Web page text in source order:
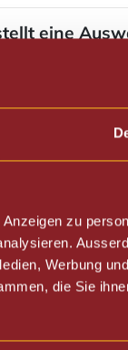
zu
Werbung
die Sie
eine